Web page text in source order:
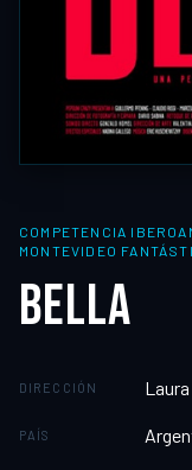
COMPETENCIA
MONTEVIDEO
BELLA
DIRECCIÓN
PAÍS